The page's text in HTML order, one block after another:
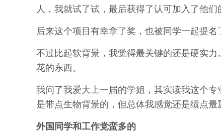
人，我就试了试，最后获得了认可加入了他们
后来这个项目有幸拿了奖，也被同学一起提
不过比起软背景，我觉得最关键的还是硬实
花的东西。
我问了我爱大上一届的学姐，其实读我这个
是带点生物背景的，但总体我感觉还是绩点最
外国同学和工作党蛮多的